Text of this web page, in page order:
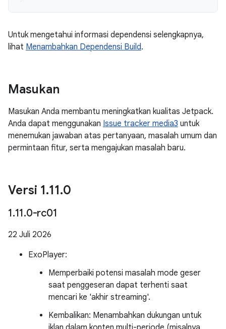
Untuk mengetahui informasi dependensi selengkapnya,
lihat Menambahkan Dependensi Build.
Masukan
Masukan Anda membantu meningkatkan kualitas Jetpack.
Anda dapat menggunakan Issue tracker media3 untuk
menemukan jawaban atas pertanyaan, masalah umum dan
permintaan fitur, serta mengajukan masalah baru.
Versi 1.11.0
1.11.0-rc01
22 Juli 2026
ExoPlayer:
Memperbaiki potensi masalah mode geser
saat penggeseran dapat terhenti saat
mencari ke 'akhir streaming'.
Kembalikan: Menambahkan dukungan untuk